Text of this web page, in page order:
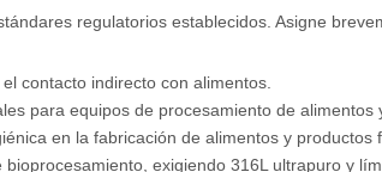
regulatorios establecidos. Asigne
contacto indirecto con alimentos.
para equipos de procesamiento de alimentos
en la fabricación de alimentos y productos
exigiendo 316L ultrapuro y